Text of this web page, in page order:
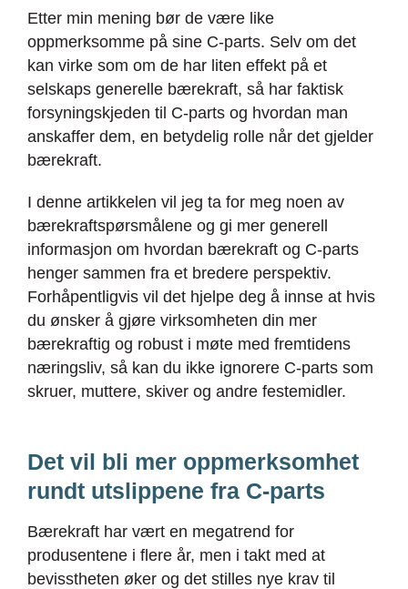
Etter min mening bør de være like
oppmerksomme på sine C-parts. Selv om det
kan virke som om de har liten effekt på et
selskaps generelle bærekraft, så har faktisk
forsyningskjeden til C-parts og hvordan man
anskaffer dem, en betydelig rolle når det gjelder
bærekraft.
I denne artikkelen vil jeg ta for meg noen av
bærekraftspørsmålene og gi mer generell
informasjon om hvordan bærekraft og C-parts
henger sammen fra et bredere perspektiv.
Forhåpentligvis vil det hjelpe deg å innse at hvis
du ønsker å gjøre virksomheten din mer
bærekraftig og robust i møte med fremtidens
næringsliv, så kan du ikke ignorere C-parts som
skruer, muttere, skiver og andre festemidler.
Det vil bli mer oppmerksomhet
rundt utslippene fra C-parts
Bærekraft har vært en megatrend for
produsentene i flere år, men i takt med at
bevisstheten øker og det stilles nye krav til